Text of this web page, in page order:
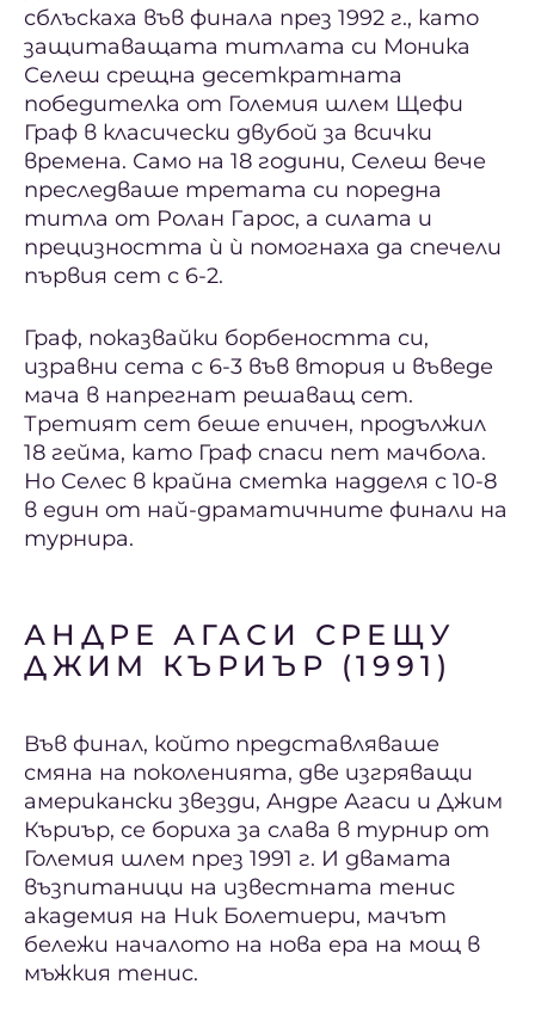
сблъскаха във финала през 1992 г., като
защитаващата титлата си Моника
Селеш срещна десеткратната
победителка от Големия шлем Щефи
Граф в класически двубой за всички
времена. Само на 18 години, Селеш вече
преследваше третата си поредна
титла от Ролан Гарос, а силата и
прецизността ѝ ѝ помогнаха да спечели
първия сет с 6-2.
Граф, показвайки борбеността си,
изравни сета с 6-3 във втория и въведе
мача в напрегнат решаващ сет.
Третият сет беше епичен, продължил
18 гейма, като Граф спаси пет мачбола.
Но Селес в крайна сметка надделя с 10-8
в един от най-драматичните финали на
турнира.
АНДРЕ АГАСИ СРЕЩУ
ДЖИМ КЪРИЪР (1991)
Във финал, който представляваше
смяна на поколенията, две изгряващи
американски звезди, Андре Агаси и Джим
Къриър, се бориха за слава в турнир от
Големия шлем през 1991 г. И двамата
възпитаници на известната тенис
академия на Ник Болетиери, мачът
бележи началото на нова ера на мощ в
мъжкия тенис.